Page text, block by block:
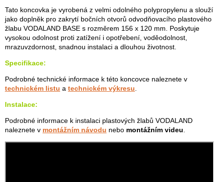
Tato koncovka je vyrobená z velmi odolného polypropylenu a slouží
jako doplněk pro zakrytí bočních otvorů odvodňovacího plastového
žlabu VODALAND BASE s rozměrem 156 x 120 mm. Poskytuje
vysokou odolnost proti zatížení i opotřebení, voděodolnost,
mrazuvzdornost, snadnou instalaci a dlouhou životnost.
Specifikace:
Podrobné technické informace k této koncovce naleznete v
technickém listu a technickém výkresu
Instalace:
Podrobné informace k instalaci plastových žlabů VODALAND
naleznete v montážním návodu nebo montážním videu